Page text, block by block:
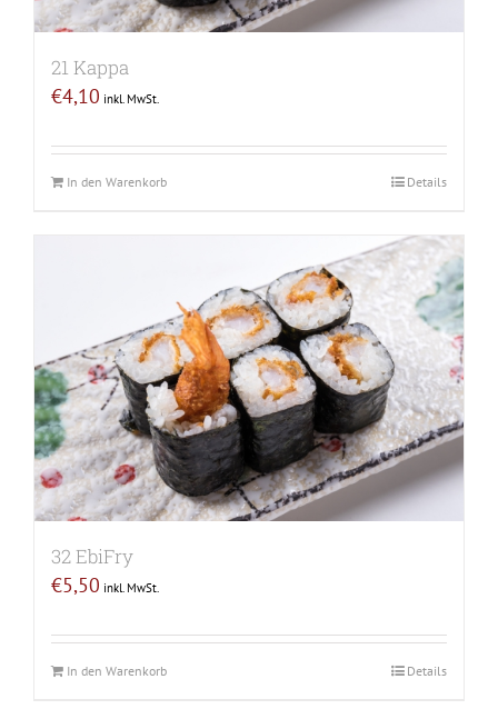
21 Kappa
€4,10 inkl. MwSt.
In den Warenkorb Details
32 EbiFry
€5,50 inkl. MwSt.
In den Warenkorb Details